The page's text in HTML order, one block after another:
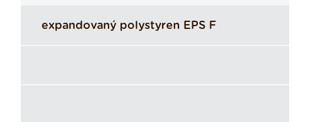
expandovaný polystyren EPS F